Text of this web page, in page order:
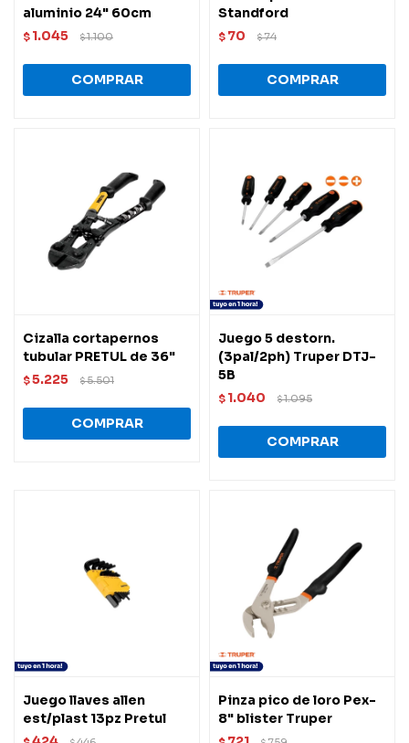
aluminio 24" 60cm
$ 1.045 $1.100
Standford
$ 70 $74
Cizalla cortapernos
tubular PRETUL de 36"
$5.225 $5.501
Juego 5 destorn.
(3pal/2ph) Truper DTJ-
5B
$ 1.040 $1.095
Juego llaves allen
est/plast 13pz Pretul
Pinza pico de loro Pex-
8" blister Truper